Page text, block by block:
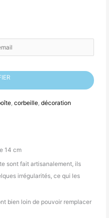
,corbeille ,décoration
14 cm
sont fait artisanalement, ils
irrégularités, ce qui les
bien loin de pouvoir remplacer